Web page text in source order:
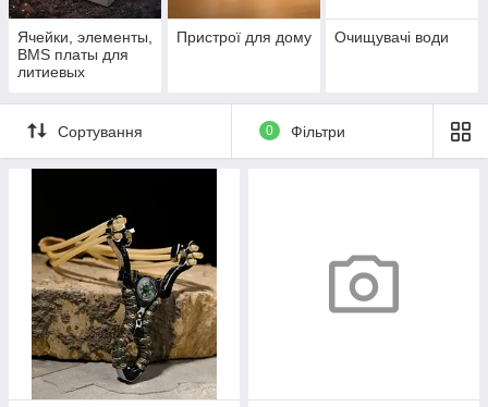
Ячейки, элементы,
BMS платы для
литиевых
Пристрої для дому Очищувачі води
Сортування 0 Фільтри